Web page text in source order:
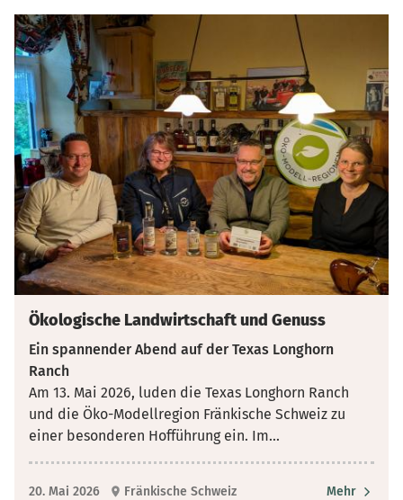
Ökologische Landwirtschaft und Genuss
Ein spannender Abend auf der Texas Longhorn
Ranch
Am 13. Mai 2026, luden die Texas Longhorn Ranch
und die Öko-Modellregion Fränkische Schweiz zu
einer besonderen Hofführung ein. Im...
20. Mai 2026 Fränkische Schweiz Mehr